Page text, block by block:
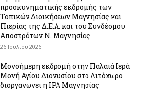
προσκυνηματικής εκδρομής των
Τοπικών Διοικήσεων Μαγνησίας και
Πιερίας της Δ.Ε.Α. και του Συνδέσμου
Αποστράτων Ν. Μαγνησίας
26 Ιουλίου 2026
Μονοήμερη εκδρομή στην Παλαιά Ιερά
Μονή Αγίου Διονυσίου στο Λιτόχωρο
διοργανώνει η IPA Μαγνησίας